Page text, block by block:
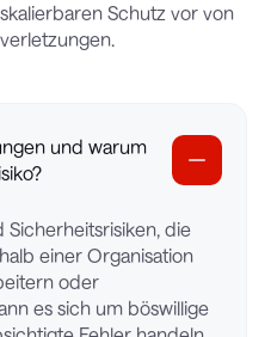
Schutz vor von
und warum
die
einer Organisation
oder
es sich um böswillige